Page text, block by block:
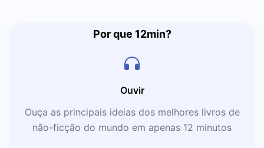
Por que 12min?
Ouvir
Ouça as principais ideias dos melhores livros de
não-ficção do mundo em apenas 12 minutos